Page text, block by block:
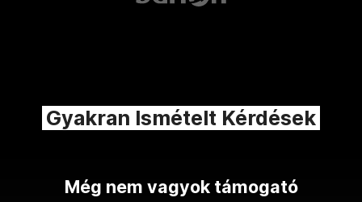
Gyakran Ismételt Kérdések
Még nem vagyok támogató